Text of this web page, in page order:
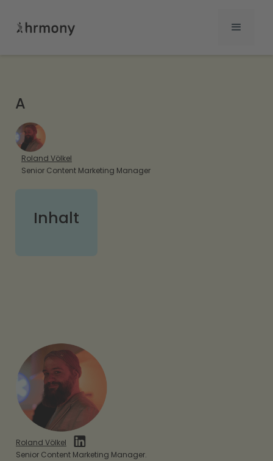
A
Roland Völkel
Senior Content Marketing Manager
Inhalt
Roland Völkel
Senior Content Marketing Manager.